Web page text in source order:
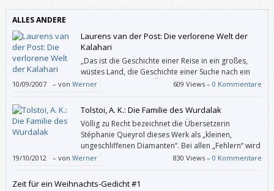
dass Annette Langen (die Hase-„Felix“-Erfinderin) ein paar weitere
Wüterich-Bücher schreiben wird. Die Geschichte von diesem Band ist
jedenfalls ebenso entzückend wie die Illustrationen von Katja
Gerhmann.
ALLES ANDERE
Laurens van der Post: Die verlorene Welt der
Kalahari
„Das ist die Geschichte einer Reise in ein großes,
wüstes Land, die Geschichte einer Suche nach ein
paar rein erhaltenen Überresten der einzigen und
fast gänzlich verschollenen Urbewohner meines Geburtslandes.“
10/09/2007 – von Werner 609 Views –0 Kommentare
Tolstoi, A. K.: Die Familie des Wurdalak
Völlig zu Recht bezeichnet die Übersetzerin
Stéphanie Queyrol dieses Werk als „kleinen,
ungeschliffenen Diamanten“. Bei allen „Fehlern“ wird
man die 45 Seiten dieser um 1840 entstandenen
Erzählung atemlos verschlingen, – selbst wenn man schon viele
Vampirgeschichten gelesen oder gesehen hat.
19/10/2012 – von Werner 830 Views –0 Kommentare
Zeit für ein Weihnachts-Gedicht #1